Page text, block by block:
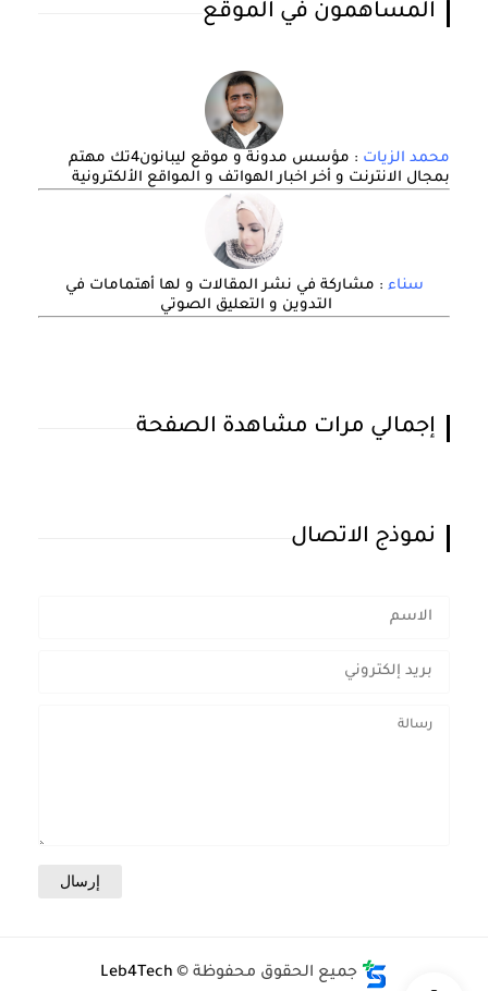
المساهمون في الموقع
محمد الزيات
: مؤسس مدونة و موقع ليبانون4تك مهتم
بمجال الانترنت و أخر اخبار الهواتف و المواقع الألكترونية
سناء : مشاركة في نشر المقالات و لها أهتمامات في
التدوين و التعليق الصوتي
إجمالي مرات مشاهدة الصفحة
نموذج الاتصال
جميع الحقوق محفوظة © Leb4Tech